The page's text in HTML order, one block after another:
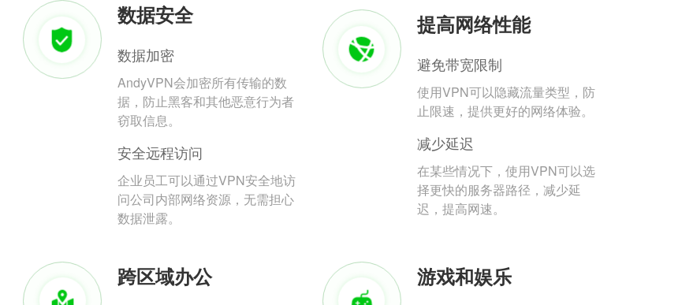
数据安全
数据加密
AndyVPN会加密所有传输的数
据，防止黑客和其他恶意行为者
窃取信息。
安全远程访问
企业员工可以通过VPN安全地访
问公司内部网络资源，无需担心
数据泄露。
提高网络性能
避免带宽限制
使用VPN可以隐藏流量类型，防
止限速，提供更好的网络体验。
减少延迟
在某些情况下，使用VPN可以选
择更快的服务器路径，减少延
迟，提高网速。
跨区域办公 游戏和娱乐